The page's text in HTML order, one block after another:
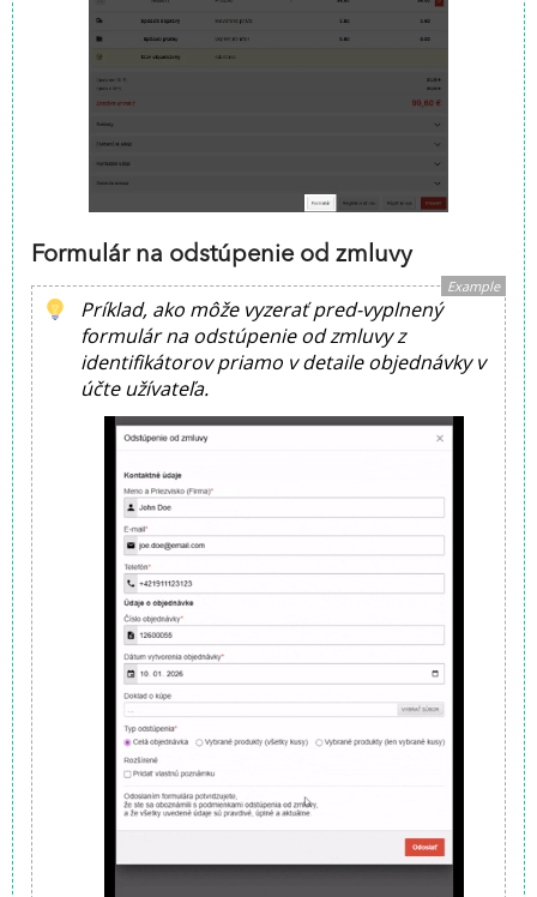
Formulár na odstúpenie od zmluvy
Example
Príklad, ako môže vyzerať pred-vyplnený
formulár na odstúpenie od zmluvy z
identifikátorov priamo v detaile objednávky v
účte užívateľa.